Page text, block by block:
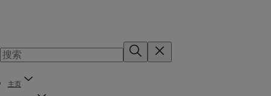
主页